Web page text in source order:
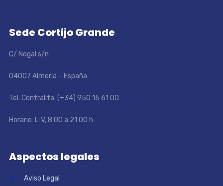
Sede Cortijo Grande
C/ Nogal s/n
04007 Almería – España
Tel. Centralita: (+34) 950 15 61 00
Horario: L-V, 8:00 a 21:00 h
Aspectos legales
Aviso Legal